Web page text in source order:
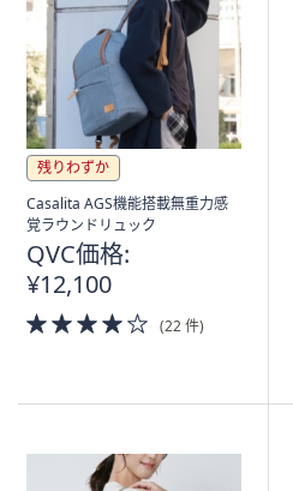
ス
で
左
右
に
ス
ワ
イ
プ
し
閲
残りわずか
Casalita AGS機能搭載無重力感
覚ラウンドリュック
QVC価格:
¥12,100
4.0
of
(22 件)